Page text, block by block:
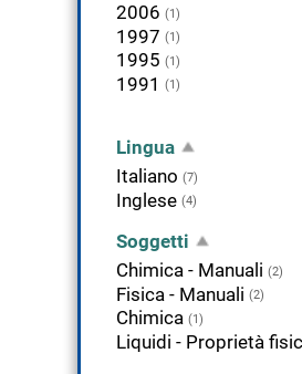
2006 (1)
1997 (1)
1995 (1)
1991 (1)
Lingua
Italiano (7)
Inglese (4)
Soggetti
Chimica - Manuali (2)
Fisica - Manuali (2)
Chimica (1)
Liquidi - Proprietà